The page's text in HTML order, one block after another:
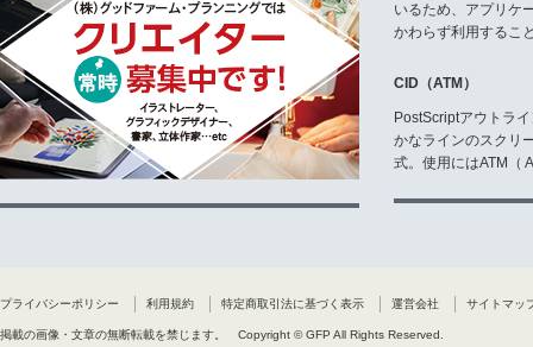
いるため、アプリケ
かわらず利用するこ
CID（ATM）
PostScriptアウトラ
かなラインのスクリ
式。使用にはATM（
プライバシーポリシー 利用規約 特定商取引法に基づく表示 運営会社 サイトマッ
掲載の画像・文章の無断転載を禁じます。 Copyright © GFP All Rights Reserved.